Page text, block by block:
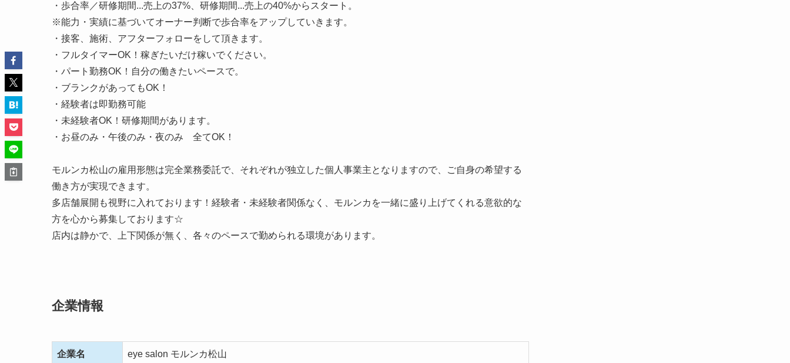
・歩合率／研修期間...売上の37%、研修期間...売上の40%からスタート。
※能力・実績に基づいてオーナー判断で歩合率をアップしていきます。
・接客、施術、アフターフォローをして頂きます。
・フルタイマーOK！稼ぎたいだけ稼いでください。
・パート勤務OK！自分の働きたいペースで。
・ブランクがあってもOK！
・経験者は即勤務可能
・未経験者OK！研修期間があります。
・お昼のみ・午後のみ・夜のみ 全てOK！
モルンカ松山の雇用形態は完全業務委託で、それぞれが独立した個人事業主となりますので、ご自身の希望する
働き方が実現できます。
多店舗展開も視野に入れております！経験者・未経験者関係なく、モルンカを一緒に盛り上げてくれる意欲的な
方を心から募集しております☆
店内は静かで、上下関係が無く、各々のペースで勤められる環境があります。
企業情報
企業名 eye salon モルンカ松山